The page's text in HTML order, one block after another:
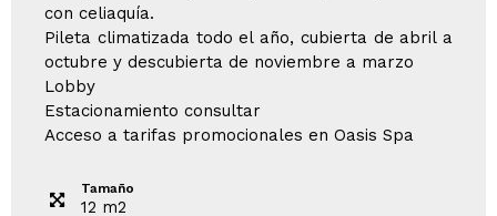
con celiaquía.
Pileta climatizada todo el año, cubierta de abril a
octubre y descubierta de noviembre a marzo
Lobby
Estacionamiento consultar
Acceso a tarifas promocionales en Oasis Spa
Tamaño
12 m2